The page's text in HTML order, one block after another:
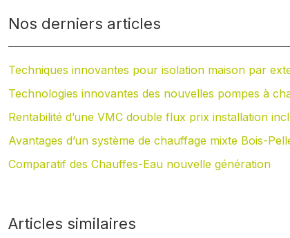
Nos derniers articles
Techniques innovantes pour isolation maison par
Technologies innovantes des nouvelles pompes à
Rentabilité d’une VMC double flux prix installation
Avantages d’un système de chauffage mixte Bois-
Comparatif des Chauffes-Eau nouvelle génération
Articles similaires